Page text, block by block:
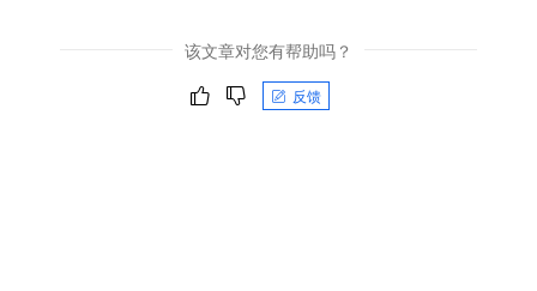
该文章对您有帮助吗？
反馈